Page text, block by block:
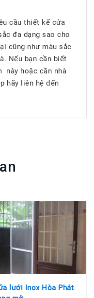
cầu thiết kế cửa
đa dạng sao cho
cũng như màu sắc
Nếu bạn cần biết
này hoặc cần nhà
hãy liên hệ đến
lưới Inox Hòa Phát